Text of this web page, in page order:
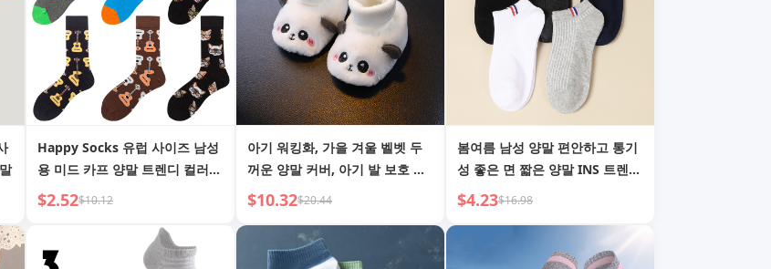
Happy Socks 유럽 사이즈 남성
용 미드 카프 양말 트렌디 컬러풀
루빅스 큐브 기타 고양이 얼굴 코
튼 양말
$2.52$10.12
아기 워킹화, 가을 겨울 벨벳 두
꺼운 양말 커버, 아기 발 보호 따
뜻한 낙하 방지 만화 팬더 미끄럼
방지 0-1세
$10.32$20.44
봄여름 남성 양말 편안하고 통기
성 좋은 면 짧은 양말 INS 트렌디
캐주얼 양말 단색 만능 얕은 양말
$4.23$16.98